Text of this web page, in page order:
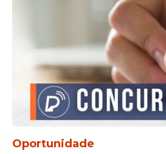
interior que têm nas
das principais fontes de
econômica do ano.
Oportunidade